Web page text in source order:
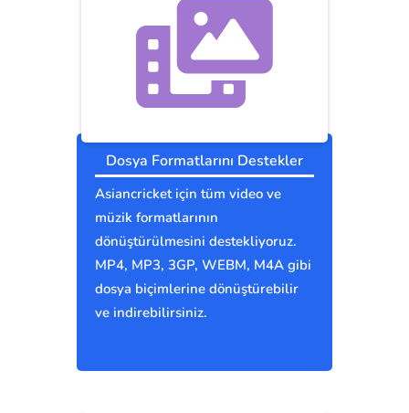
Dosya Formatlarını Destekler
Asiancricket için tüm video ve
müzik formatlarının
dönüştürülmesini destekliyoruz.
MP4, MP3, 3GP, WEBM, M4A gibi
dosya biçimlerine dönüştürebilir
ve indirebilirsiniz.